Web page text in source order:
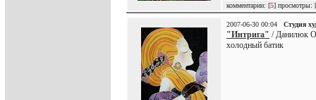
комментарии: [5] просмотры: [
2007-06-30 00:04 Студия
"Интрига" / Данилюк
холодный батик